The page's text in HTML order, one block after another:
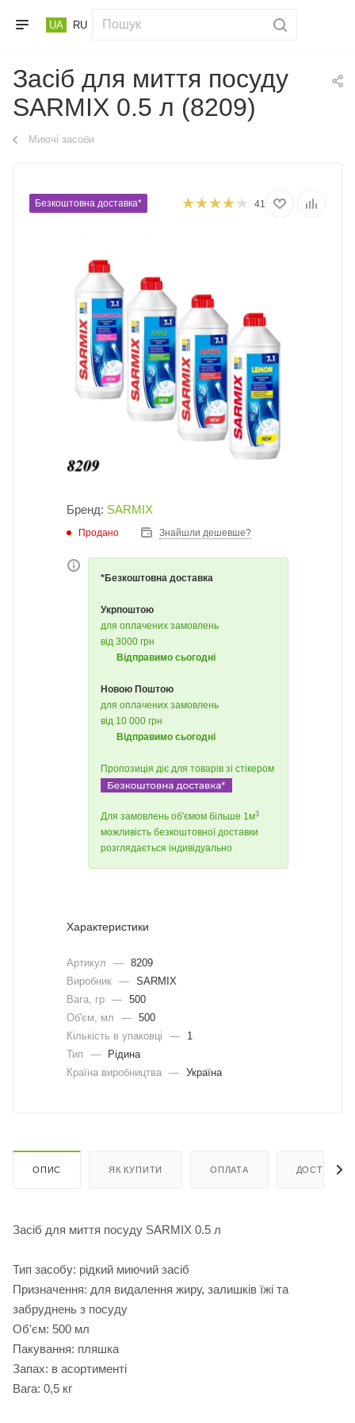
UA RU
Засіб для миття посуду
SARMIX 0.5 л (8209)
Миючі засоби
Безкоштовна доставка* 41
Бренд: SARMIX
Продано Знайшли дешевше?
*Безкоштовна доставка
Укрпоштою
для оплачених замовлень
від 3000 грн
Відправимо сьогодні
Новою Поштою
для оплачених замовлень
від 10 000 грн
Відправимо сьогодні
Пропозиція діє для товарів зі стікером
Для замовлень об'ємом більше 1м3
можливість безкоштовної доставки
розглядається індивідуально
Характеристики
Артикул — 8209
Виробник — SARMIX
Вага, гр — 500
Об'єм, мл
— 500
Кількість в упаковці
—
1
Тип
—
Рідина
Країна виробництва — Україна
ОПИС ЯК КУПИТИ ОПЛАТА ДОСТАВКА
Засіб для миття посуду SARMIX 0.5 л
Тип засобу: рідкий миючий засіб
Призначення: для видалення жиру, залишків їжі та
забруднень з посуду
Об'єм: 500 мл
Пакування: пляшка
Запах: в асортименті
Вага: 0,5 кг